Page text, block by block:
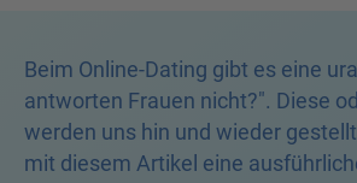
Beim Online-Dating gibt es eine
antworten Frauen nicht?". Diese
werden uns hin und wieder
mit diesem Artikel eine